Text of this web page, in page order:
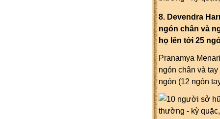
8. Devendra
ngón chân và
họ lên tới 25
Pranamya
ngón chân và
ngón (12 ngón